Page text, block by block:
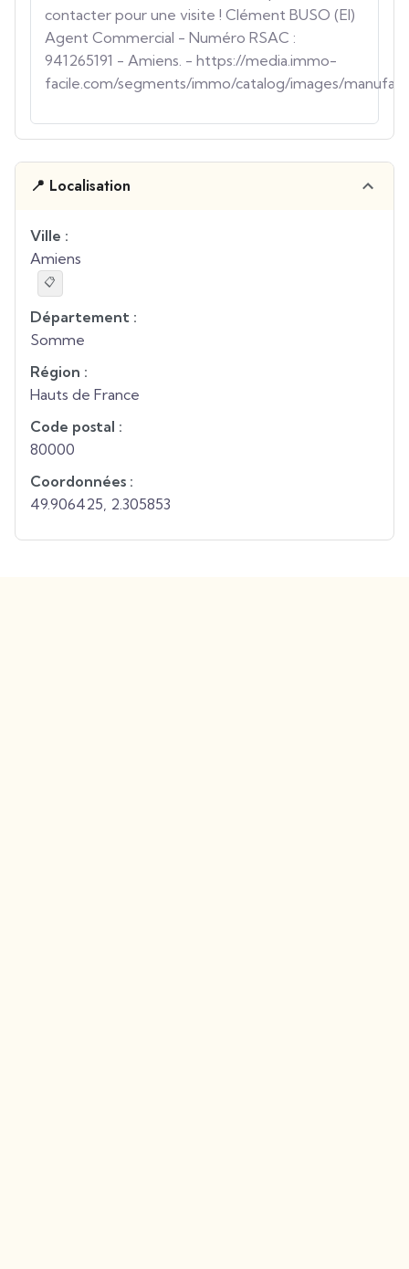
contacter pour une visite ! Clément BUSO (EI)
Agent Commercial - Numéro RSAC :
941265191 - Amiens. - https://media.immo-
facile.com/segments/immo/catalog/images/
📍 Localisation
Ville :
Amiens
📋
Département :
Somme
Région :
Hauts de France
Code postal :
80000
Coordonnées :
49.906425, 2.305853